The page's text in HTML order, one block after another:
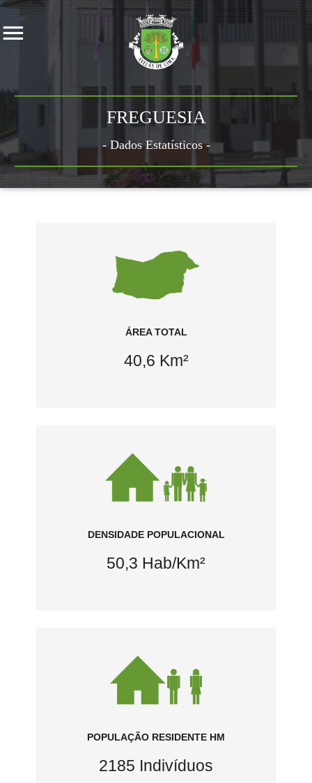
FREGUESIA
- Dados Estatísticos -
ÁREA TOTAL
40,6 Km²
DENSIDADE POPULACIONAL
50,3 Hab/Km²
POPULAÇÃO RESIDENTE HM
2185 Indivíduos